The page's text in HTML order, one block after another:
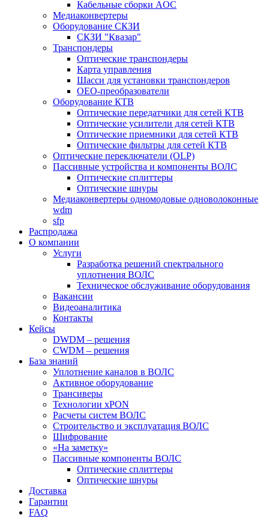
Кабельные сборки AOC
Медиаконвертеры
Оборудование СКЗИ
СКЗИ "Квазар"
Транспондеры
Оптические транспондеры
Карта управления
Шасси для установки транспондеров
OEO-преобразователи
Оборудование КТВ
Оптические передатчики для сетей КТВ
Оптические усилители для сетей КТВ
Оптические приемники для сетей КТВ
Оптические фильтры для сетей КТВ
Оптические переключатели (OLP)
Пассивные устройства и компоненты ВОЛС
Оптические сплиттеры
Оптические шнуры
Медиаконвертеры одномодовые одноволоконные
wdm
sfp
Распродажа
О компании
Услуги
Разработка решений спектрального
уплотнения ВОЛС
Техническое обслуживание оборудования
Вакансии
Видеоаналитика
Контакты
Кейсы
DWDM – решения
CWDM – решения
База знаний
Уплотнение каналов в ВОЛС
Активное оборудование
Трансиверы
Технологии xPON
Расчеты систем ВОЛС
Строительство и эксплуатация ВОЛС
Шифрование
«На заметку»
Пассивные компоненты ВОЛС
Оптические сплиттеры
Оптические шнуры
Доставка
Гарантии
FAQ